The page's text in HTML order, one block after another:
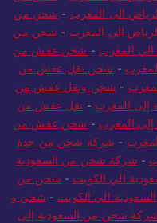
الى المغرب - شحن من
الي المغرب - شحن من
المغرب - شحن عفش من
- شحن نقل عفش من
- شحن ونقل عفش من
المغرب - نقل عفش من
المغرب - شحن عفش من
- شركة شحن من جدة
- شركة شحن من السعودية
الي الكويت - شحن من
الي الكويت - شحن و
شحن من السعودية إلى